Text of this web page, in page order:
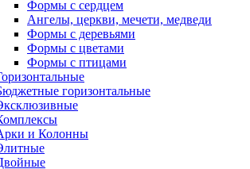
Формы с сердцем
Ангелы, церкви, мечети, медведи
Формы с деревьями
Формы с цветами
Формы с птицами
горизонтальные
и Колонны